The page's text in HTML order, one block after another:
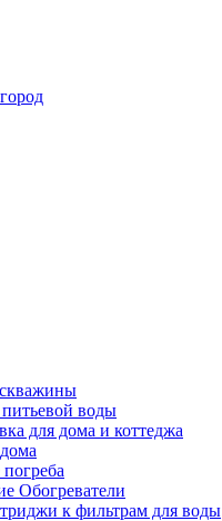
воды
для дома и коттеджа
Обогреватели
к фильтрам для воды